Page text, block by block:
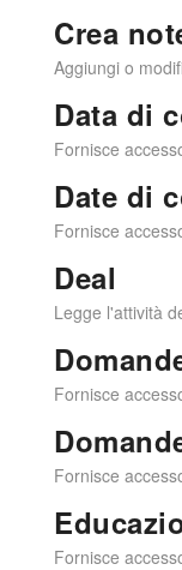
Crea
Aggiungi o
Data di
Fornisce
Date di
Fornisce
Deal
Legge l'attività
Fornisce
Fornisce
Fornisce